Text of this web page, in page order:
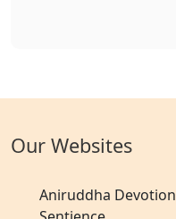
Our Websites
Aniruddha Devotion